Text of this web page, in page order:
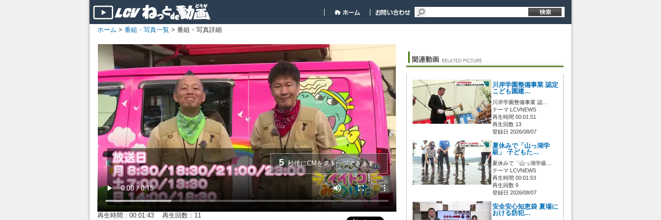
ホーム > 番組・写真一覧 > 番組・写真詳細
5 秒後にCMをスキップできます。
再生時間：00:01:43 再生回数：11
川岸学園整備事業 認定
こども園建…
川岸学園整備事業 認…
テーマ LCVNEWS
再生時間 00:01:51
再生回数 13
登録日 2026/08/07
夏休みで「山っ湖学
級」 子どもた…
夏休みで「山っ湖学級…
テーマ LCVNEWS
再生時間 00:01:53
再生回数 9
登録日 2026/08/07
安全安心知恵袋 夏場に
おける防犯…